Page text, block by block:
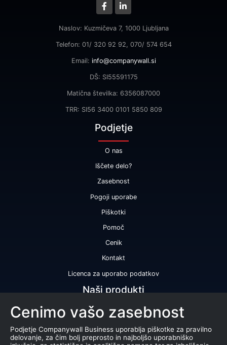
Naslov: Kuzmičeva 7, 1000 Ljubljana
Telefon: 01/ 320 92 92, 070/ 574 654
Email: info@companywall.si
DŠ: SI55591175
Matična številka: 6356087000
TRR: SI56 3400 0101 5850 809
Podjetje
O nas
Iščete delo?
Zasebnost
Pogoji uporabe
Piškotki
Pomoč
Cenik
Kontakt
Licenca za uporabo podatkov
Naši produkti
Bonitetna ocena
Bonitetno poročilo
Certifikat bonitetne odličnosti
Cenimo vašo zasebnost
Podjetje Companywall Business uporablja piškotke za pravilno
delovanje, za čim bolj preprosto in najboljšo uporabniško